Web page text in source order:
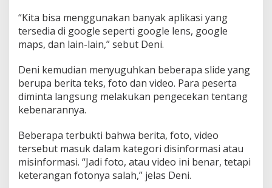
“Kita bisa menggunakan banyak aplikasi yang
tersedia di google seperti google lens, google
maps, dan lain-lain,” sebut Deni.
Deni kemudian menyuguhkan beberapa slide yang
berupa berita teks, foto dan video. Para peserta
diminta langsung melakukan pengecekan tentang
kebenarannya.
Beberapa terbukti bahwa berita, foto, video
tersebut masuk dalam kategori disinformasi atau
misinformasi. “Jadi foto, atau video ini benar, tetapi
keterangan fotonya salah,” jelas Deni.